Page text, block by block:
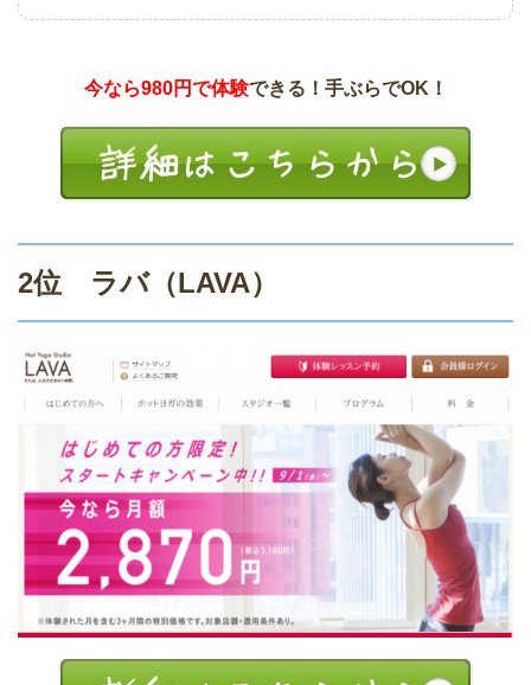
今なら980円で体験できる！手ぶらでOK！
2位 ラバ（LAVA）